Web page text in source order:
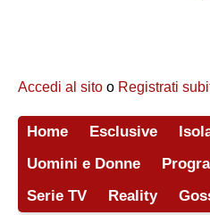
Accedi al sito o Registrati
Home Esclusive
Uomini e Donne
Serie TV
Reality